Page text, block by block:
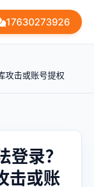
17630273926
攻击或账号提权
录？
击或账